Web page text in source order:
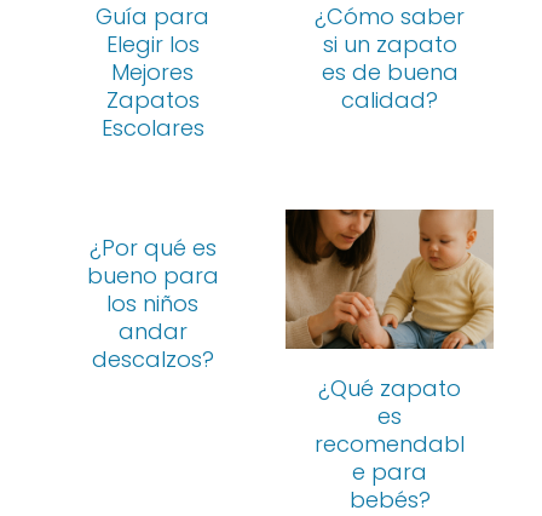
Guía para
Elegir los
Mejores
Zapatos
Escolares
¿Cómo saber
si un zapato
es de buena
calidad?
¿Por qué es
bueno para
los niños
andar
descalzos?
¿Qué zapato
es
recomendabl
e para
bebés?